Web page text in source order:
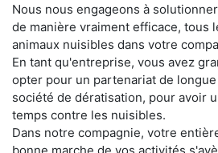
Nous nous engageons à
de manière vraiment efficace, tous
animaux nuisibles dans votre
En tant qu'entreprise, vous avez
opter pour un partenariat de
société de dératisation, pour avoir
temps contre les nuisibles.
Dans notre compagnie, votre